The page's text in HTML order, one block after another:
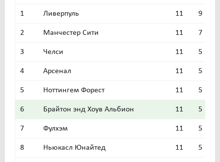
1 Ливерпуль 11 9
2 Манчестер Сити 11 7
3 Челси 11 5
4 Арсенал 11 5
5 Ноттингем Форест 11 5
6 Брайтон энд Хоув Альбион 11 5
7 Фулхэм 11 5
8 Ньюкасл Юнайтед 11 5